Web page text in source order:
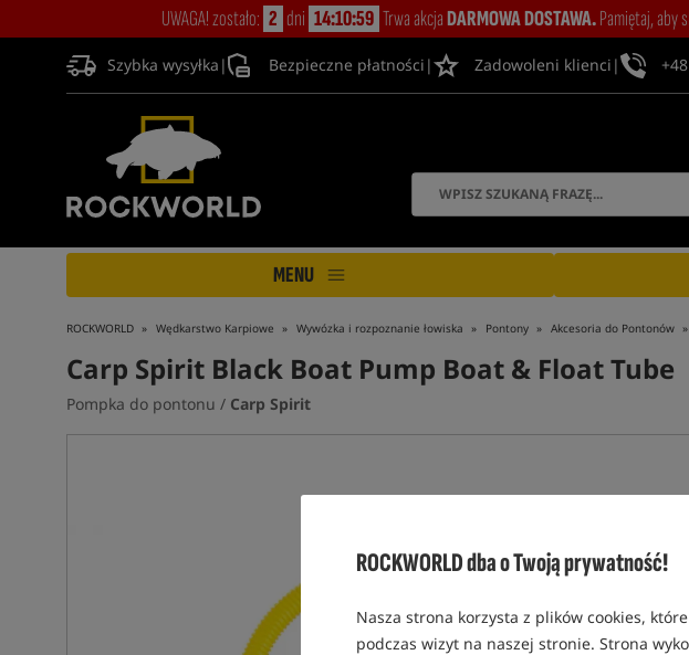
ROCKWORLD dba o Twoją prywatność!
Nasza strona korzysta z plików cookies,
podczas wizyt na naszej stronie. Strona
UWAGA! zostało: 2 dni 14:10:59 Trwa akcjaDARMOWA DOSTAWA.Pamiętaj, aby
Szybka wysyłka | Bezpieczne płatności | Zadowoleni klienci |
MENU
ROCKWORLD Wędkarstwo Karpiowe Wywózka i rozpoznanie łowiska Pontony Akcesoria do Pontonów
Carp Spirit Black Boat Pump Boat & Float Tube
Pompka do pontonu / Carp Spirit